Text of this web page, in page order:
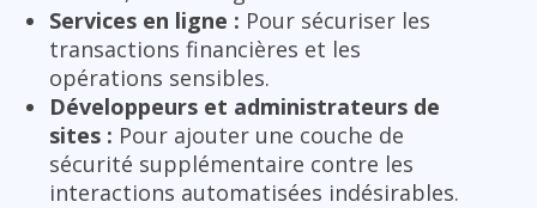
Services en ligne : Pour sécuriser les
transactions financières et les
opérations sensibles.
Développeurs et administrateurs de
sites : Pour ajouter une couche de
sécurité supplémentaire contre les
interactions automatisées indésirables.